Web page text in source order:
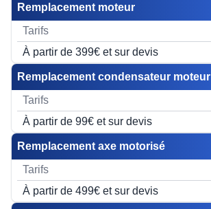
Remplacement moteur
À partir de 399€ et sur devis
Remplacement condensateur moteur
À partir de 99€ et sur devis
Remplacement axe motorisé
À partir de 499€ et sur devis